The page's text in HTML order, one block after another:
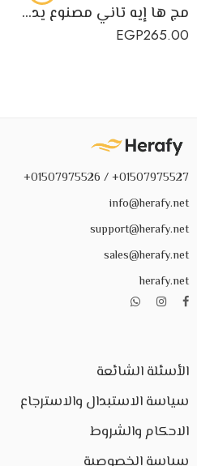
مج ها إيه تاني مصنوع يدويًا من البورسلين
EGP265.00
01507975527+ / 01507975526+
info@herafy.net
support@herafy.net
sales@herafy.net
herafy.net
الأسئلة الشائعة
سياسة الاستبدال والاسترجاع
الاحكام والشروط
سياسة الخصوصية